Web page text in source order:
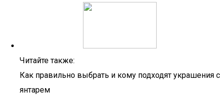
Читайте также:
Как правильно выбрать и кому подходят украшения с
янтарем